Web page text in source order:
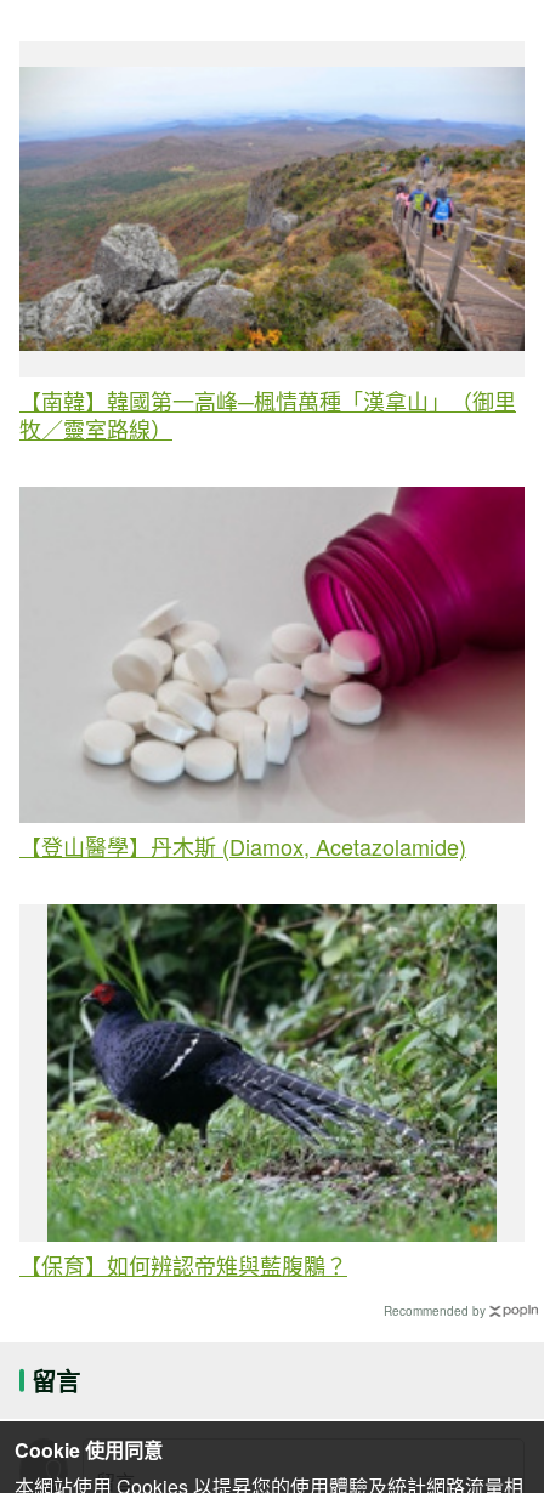
【南韓】韓國第一高峰─楓情萬種「漢拿山」（御里
牧／靈室路線）
【登山醫學】丹木斯 (Diamox, Acetazolamide)
【保育】如何辨認帝雉與藍腹鷴？
Recommended by
留言
Cookie 使用同意
本網站使用 Cookies 以提昇您的使用體驗及統計網路流量相